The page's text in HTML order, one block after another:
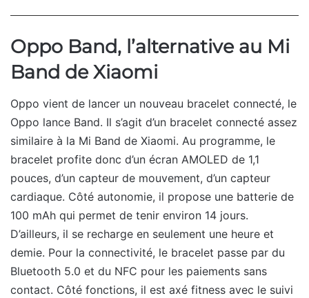
Oppo Band, l’alternative au Mi
Band de Xiaomi
Oppo vient de lancer un nouveau bracelet connecté, le
Oppo lance Band. Il s’agit d’un bracelet connecté assez
similaire à la Mi Band de Xiaomi. Au programme, le
bracelet profite donc d’un écran AMOLED de 1,1
pouces, d’un capteur de mouvement, d’un capteur
cardiaque. Côté autonomie, il propose une batterie de
100 mAh qui permet de tenir environ 14 jours.
D’ailleurs, il se recharge en seulement une heure et
demie. Pour la connectivité, le bracelet passe par du
Bluetooth 5.0 et du NFC pour les paiements sans
contact. Côté fonctions, il est axé fitness avec le suivi